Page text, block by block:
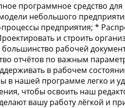
программное средство
небольшого
предприятия; *
и строить
большинство рабочей
отчётов по важным
в рабочем
в нашей программе легко и
чтобы освоить наш
вашу работу лёгкой и